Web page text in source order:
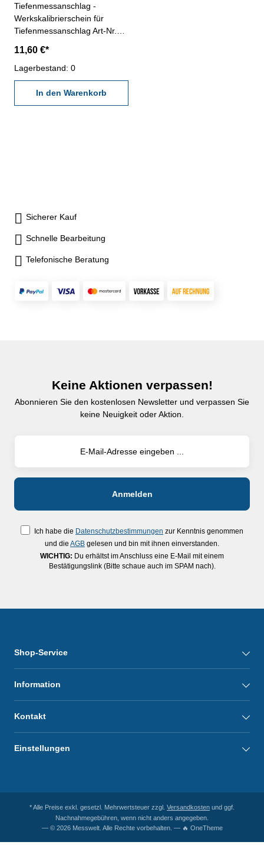
Tiefenmessanschlag -
Werkskalibrierschein für
Tiefenmessanschlag Art-Nr.
durch ein Kalibrierlabor- nach
den gültigen Vorschriften von
VDI/VDE/DGQ 2618 oder
nach angegebenen
Werksnormen
11,60 €*
Lagerbestand: 0
In den Warenkorb
Sicherer Kauf
Schnelle Bearbeitung
Telefonische Beratung
Keine Aktionen verpassen!
Abonnieren Sie den kostenlosen Newsletter und verpassen Sie
keine Neuigkeit oder Aktion.
Ich habe die Datenschutzbestimmungen zur Kenntnis genommen
und die AGB gelesen und bin mit ihnen einverstanden.
WICHTIG: Du erhältst im Anschluss eine E-Mail mit einem
Bestätigungslink (Bitte schaue auch im SPAM nach).
Shop-Service
Information
Kontakt
Einstellungen
* Alle Preise exkl. gesetzl. Mehrwertsteuer zzgl. Versandkosten und ggf.
Nachnahmegebühren, wenn nicht anders angegeben.
— © 2026 Messwelt. Alle Rechte vorbehalten. — 🔥 OneTheme